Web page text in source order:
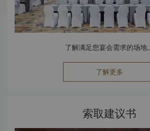
了解满足您宴会需求的场地。
了解更多
索取建议书